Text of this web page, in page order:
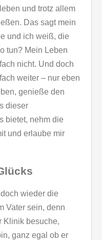
und trotz allem
Das sagt mein
und ich weiß, die
tun? Mein Leben
nicht. Und doch
weiter – nur eben
genieße den
dieser
bietet, nehm die
und erlaube mir
wieder die
Vater sein, denn
Klinik besuche,
ganz egal ob er